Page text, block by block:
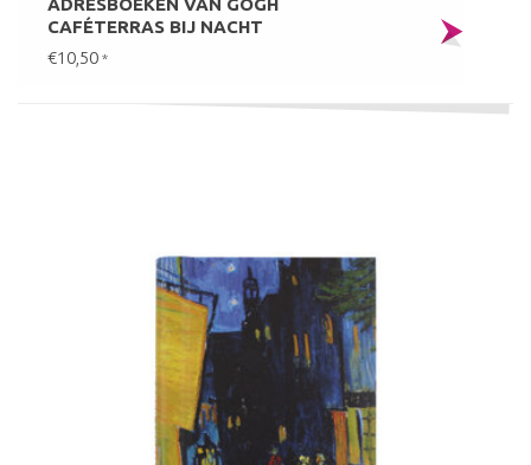
ADRESBOEKEN VAN GOGH
CAFÉTERRAS BIJ NACHT
€10,50 *